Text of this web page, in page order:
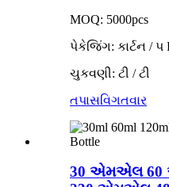
MOQ: 5000pcs
પેકેજિંગ: કાર્ટન / પ
ચુકવણી: ટી / ટી
તપાસવિગતવાર
30 એમએલ